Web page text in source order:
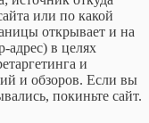
или по какой
открывает и на
адрес) в целях
и
и обзоров. Если вы
покиньте сайт.